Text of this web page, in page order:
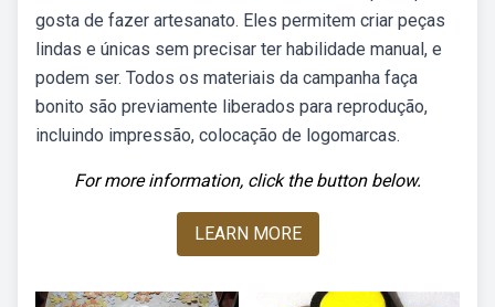
gosta de fazer artesanato. Eles permitem criar peças
lindas e únicas sem precisar ter habilidade manual, e
podem ser. Todos os materiais da campanha faça
bonito são previamente liberados para reprodução,
incluindo impressão, colocação de logomarcas.
For more information, click the button below.
LEARN MORE